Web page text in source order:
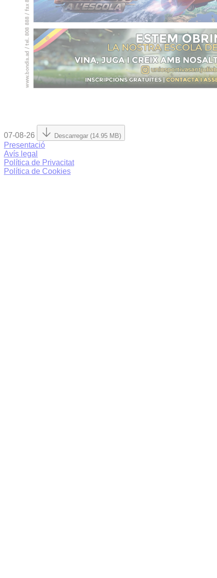
07-08-26 Descarregar (14.95 MB)
Presentació
Avís legal
Política de Privacitat
Política de Cookies